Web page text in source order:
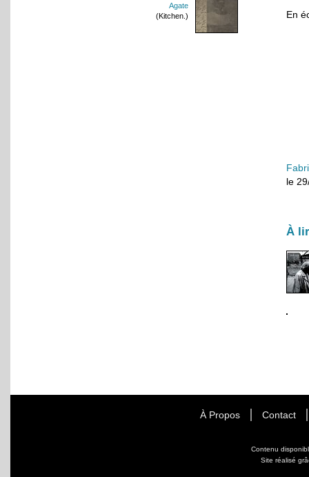
Agate
(Kitchen.)
En
le
À
À Propos Contact
Contenu
Site réalisé